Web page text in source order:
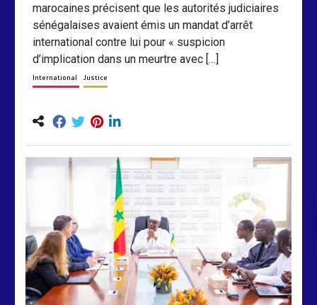
marocaines précisent que les autorités judiciaires
sénégalaises avaient émis un mandat d’arrêt
international contre lui pour « suspicion
d’implication dans un meurtre avec […]
International Justice